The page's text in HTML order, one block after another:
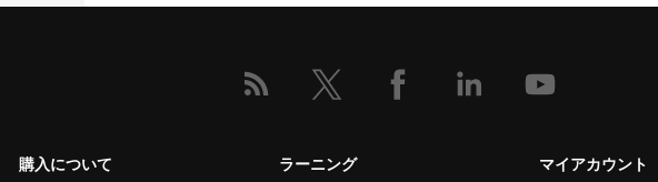
購入について ラーニング マイアカウント